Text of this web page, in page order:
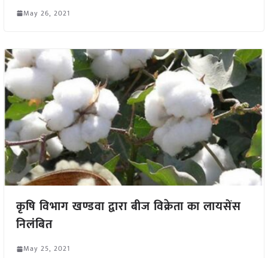
May 26, 2021
कृषि विभाग खण्डवा द्वारा बीज विक्रेता का लायसेंस
निलंबित
May 25, 2021